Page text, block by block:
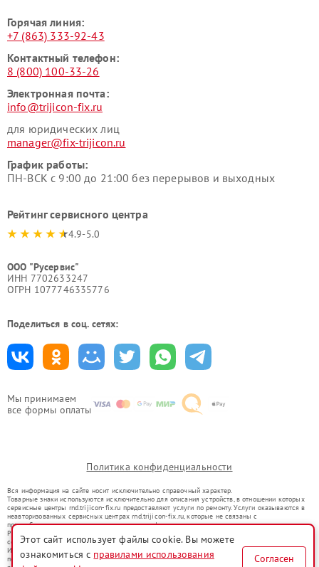
Мы принимаем
все формы оплаты
Горячая линия:
+7 (863) 333-92-43
Контактный телефон:
8 (800) 100-33-26
Электронная почта:
info@trijicon-fix.ru
для юридических лиц
manager@fix-trijicon.ru
График работы:
ПН-ВСК с 9:00 до 21:00 без перерывов и выходных
Рейтинг сервисного центра
4.9-5.0
ООО "Русервис"
ИНН 7702633247
ОГРН 1077746335776
Поделиться в соц. сетях:
Политика конфиденциальности
Вся информация на сайте носит исключительно справочный характер.
Товарные знаки используются исключительно для описания устройств, в отношении которых
сервисные центры rnd.trijicon-fix.ru предоставляют услуги по ремонту. Услуги оказываются в
неавторизованных сервисных центрах rnd.trijicon-fix.ru, которые не связаны с
правообладателями товарных знаков или их официальными представителями.
Ремонт осуществляется для устройств, уже введенных в гражданский оборот в соответствии
со статьей 1487 ГК РФ.
Использование товарных знаков не преследует цели индивидуализации услуг или введения
потребителей в заблуждение, а служит для информирования о предоставляемых услугах по
Этот сайт использует файлы cookie. Вы можете
ознакомиться с правилами использования
Согласен